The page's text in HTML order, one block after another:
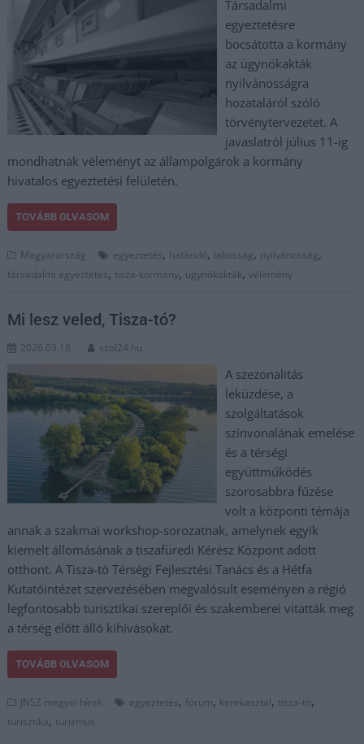
Társadalmi
egyeztetésre
bocsátotta a kormány
az ügynökakták
nyilvánosságra
hozataláról szóló
törvénytervezetet. A
javaslatról július 11-ig
mondhatnak véleményt az állampolgárok a kormány
hivatalos egyeztetési felületén.
TOVÁBB OLVASOM
Magyarország egyeztetés, határidő, lakosság, nyilvánosság,
társadalmi egyeztetés, tisza-kormány, ügynökakták,vélemény
Mi lesz veled, Tisza-tó?
2026.03.18. szol24.hu
A szezonalitás
leküzdése, a
szolgáltatások
színvonalának emelése
és a térségi
együttműködés
szorosabbra fűzése
volt a központi témája
annak a szakmai workshop-sorozatnak, amelynek egyik
kiemelt állomásának a tiszafüredi Kérész Központ adott
otthont. A Tisza-tó Térségi Fejlesztési Tanács és a Hétfa
Kutatóintézet szervezésében megvalósult eseményen a régió
legfontosabb turisztikai szereplői és szakemberei vitatták meg
a térség előtt álló kihívásokat.
TOVÁBB OLVASOM
JNSZ megyei hírek egyeztetés, fórum, kerekasztal, tisza-tó,
turisztika, turizmus